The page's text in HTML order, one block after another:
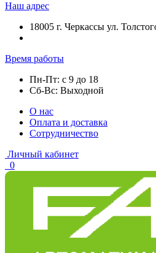
Наш адрес
18005 г. Черкассы ул.
Время работы
Пн-Пт: с 9 до 18
Сб-Вс: Выходной
О нас
Оплата и доставка
Сотрудничество
Личный кабинет
0